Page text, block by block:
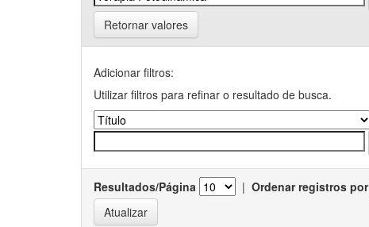
Retornar valores
Adicionar filtros:
Utilizar filtros para refinar o resultado de busca.
Resultados/Página | Ordenar registros por